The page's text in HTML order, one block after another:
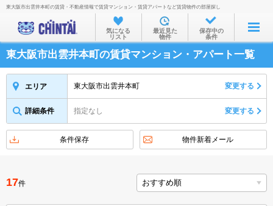
お部屋を探す
沿線・駅から
住所から
家賃相場から
物件特集から
不動産会社から
TOP
東大阪市出雲井本町の賃貸・不動産情報で賃貸マンション・賃貸アパートなど賃貸物件の部屋探し
気になる
リスト
最近見た
物件
保存中の
条件
東大阪市出雲井本町の賃貸マンション・アパート一覧
エリア 東大阪市出雲井本町 変更する
詳細条件 指定なし 変更する
条件保存 物件新着メール
17件